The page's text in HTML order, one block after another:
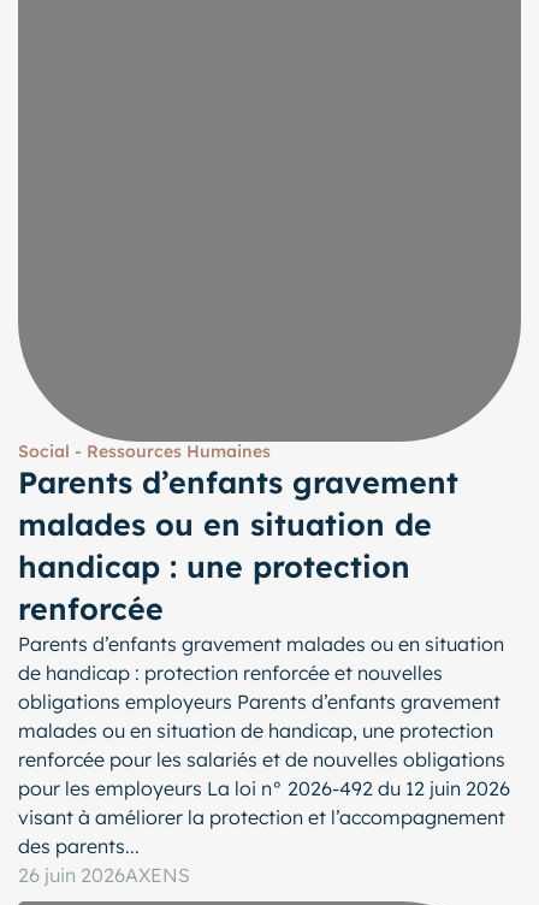
Social - Ressources Humaines
Parents d’enfants gravement
malades ou en situation de
handicap : une protection
renforcée
Parents d’enfants gravement malades ou en situation
de handicap : protection renforcée et nouvelles
obligations employeurs Parents d’enfants gravement
malades ou en situation de handicap, une protection
renforcée pour les salariés et de nouvelles obligations
pour les employeurs La loi n° 2026-492 du 12 juin 2026
visant à améliorer la protection et l’accompagnement
des parents...
26 juin 2026AXENS